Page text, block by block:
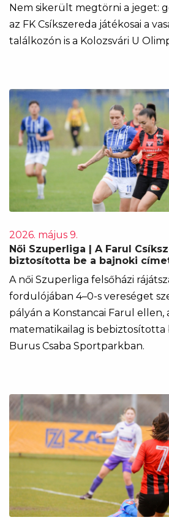
Nem sikerült megtörni a jeget:
az FK Csíkszereda játékosai a
találkozón is a Kolozsvári U
2026. május 9.
Női Szuperliga | A Farul
biztosította be a bajnoki
A női Szuperliga felsőházi
fordulójában 4–0-s vereséget
pályán a Konstancai Farul ellen,
matematikailag is bebiztosította
Burus Csaba Sportparkban.